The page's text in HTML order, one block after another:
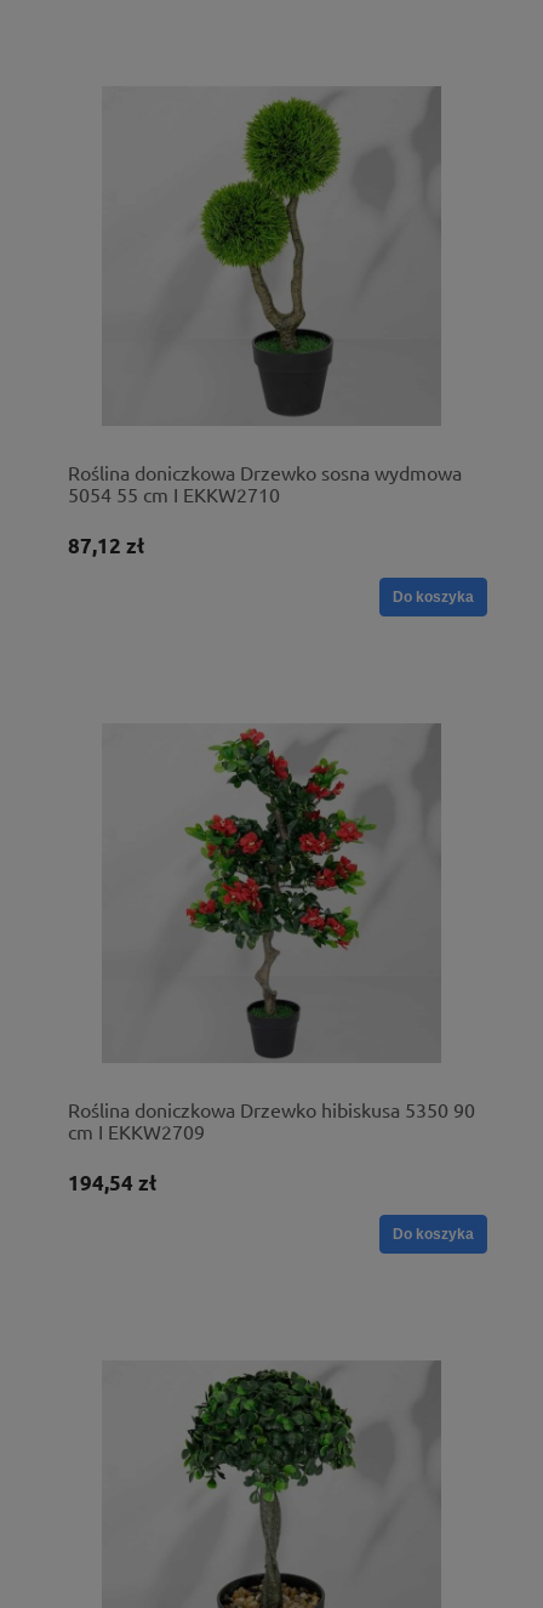
Roślina doniczkowa Drzewko sosna wydmowa
5054 55 cm I EKKW2710
87,12 zł
Do koszyka
Roślina doniczkowa Drzewko hibiskusa 5350 90
cm I EKKW2709
194,54 zł
Do koszyka